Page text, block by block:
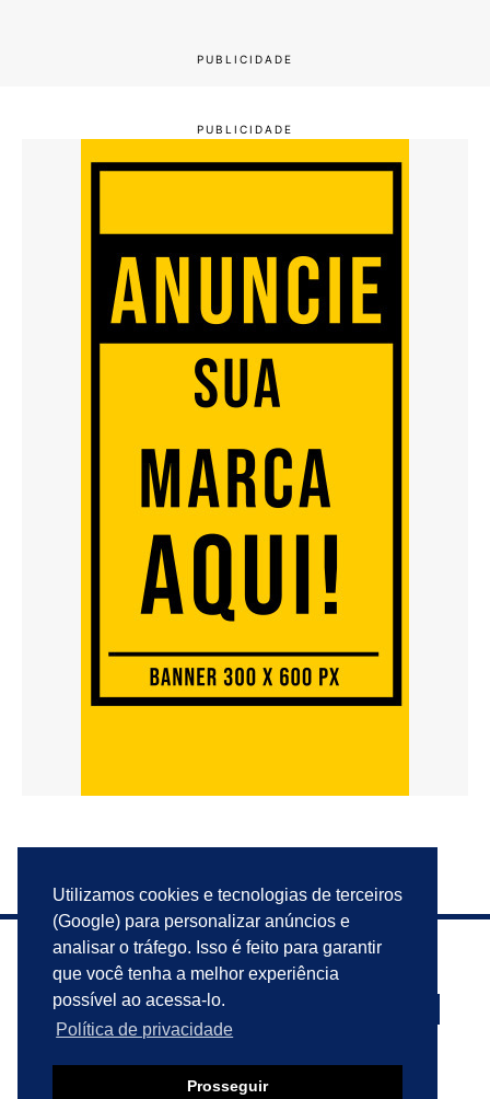
Utilizamos cookies e tecnologias de terceiros
(Google) para personalizar anúncios e
analisar o tráfego. Isso é feito para garantir
que você tenha a melhor experiência
possível ao acessa-lo.
Política de privacidade
Prosseguir
PRIVACIDADE ANUNCIE